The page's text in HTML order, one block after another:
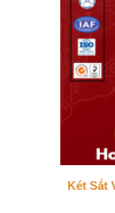
Két Sắt